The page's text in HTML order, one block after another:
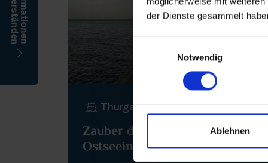
der Dienste gesammelt
Notwendig
Ablehnen
Thurgau Chopin
Zauber der deutschen
Ostseeinseln